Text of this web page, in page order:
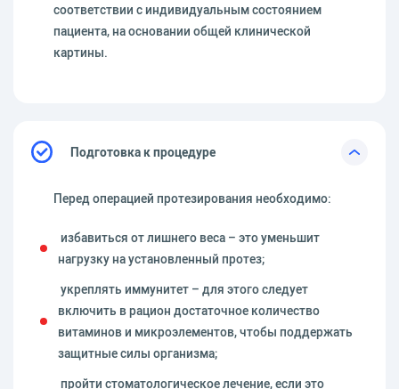
соответствии с индивидуальным состоянием
пациента, на основании общей клинической
картины.
Подготовка к процедуре
Перед операцией протезирования необходимо:
избавиться от лишнего веса – это уменьшит
нагрузку на установленный протез;
укреплять иммунитет – для этого следует
включить в рацион достаточное количество
витаминов и микроэлементов, чтобы поддержать
защитные силы организма;
пройти стоматологическое лечение, если это